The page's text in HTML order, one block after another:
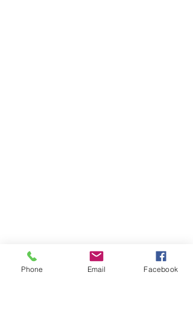
Phone Email Facebook